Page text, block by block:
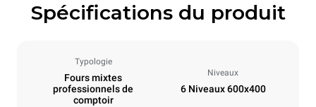
Spécifications du produit
Typologie
Fours mixtes
professionnels de
comptoir
Niveaux
6 Niveaux 600x400